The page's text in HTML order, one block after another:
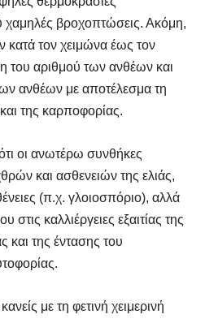
χαμηλές βροχοπτώσεις. Ακόμη,
τον χειμώνα έως τον
του αριθμού των ανθέων και
ανθέων με αποτέλεσμα τη
της καρποφορίας.
οι ανωτέρω συνθήκες
και ασθενειών της ελιάς,
(π.χ. γλοιοσπόριο), αλλά
στις καλλιέργειες εξαιτίας της
και της έντασης του
με τη φετινή χειμερινή